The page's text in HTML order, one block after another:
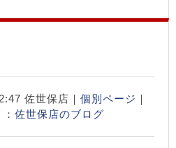
佐世保店｜ 個別ページ ｜
佐世保店のブログ